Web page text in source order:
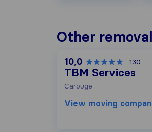
Other
10,0 130
TBM Services
Carouge
View moving